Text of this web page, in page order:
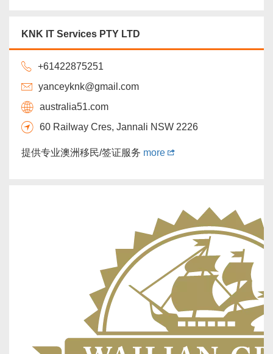
展开留学旅途，纽星达公司已陆续在澳洲和国内各大
班、霍巴特、北京...
KNK IT Services PTY LTD
+61422875251
yanceyknk@gmail.com
australia51.com
60 Railway Cres, Jannali NSW 2226
提供专业澳洲移民/签证服务 more